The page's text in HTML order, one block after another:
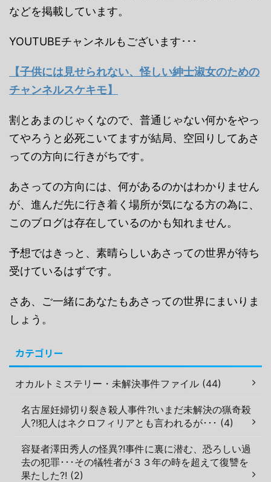
などを掲載しています。
YOUTUBEチャンネルもございます･･･
【子供には見せられない、怪しい紳士淑女のための
チャンネルスケキモ】
割とあまのじゃくなので、普通じゃない何かをやっ
てやろうと必死こいてますが結局、空回りしてあさ
っての方向に行きがちです。
あさっての方向には、何があるのかはわかりません
が、進んだ先に行き着く場所が気になる方の為に、
このブログは存在しているのかも知れません。
予想ではきっと、素晴らしいあさっての世界が待ち
受けているはずです。
さあ、ご一緒にあなたもあさっての世界にまいりま
しょう。
カテゴリー
オカルトミステリー・未解決事件ファイル (44)
名古屋妊婦切り裂き殺人事件?!いまだ未解決の猟奇殺
人?!犯人はネクロフィリアとも言われるが･･･ (4)
容疑者澤田秀人の怪異?!事件に裏に潜む、恐ろしい過
去の犯罪･･･その犠牲者が３３年の時を超えて復讐を
果たした?! (2)